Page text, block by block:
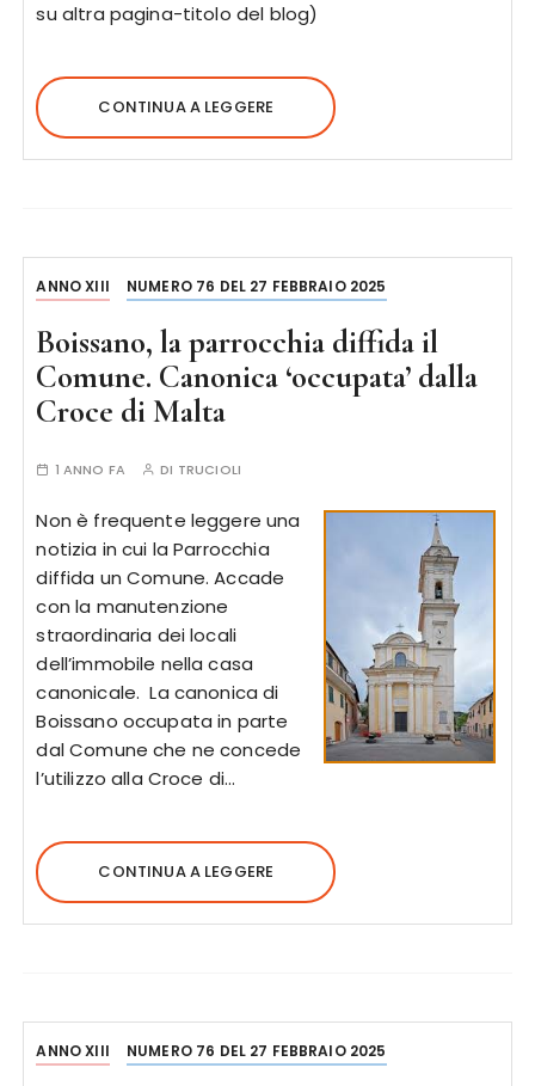
su altra pagina-titolo del blog)
CONTINUA A LEGGERE
ANNO XIII NUMERO 76 DEL 27 FEBBRAIO 2025
Boissano, la parrocchia diffida il
Comune. Canonica ‘occupata’ dalla
Croce di Malta
1 ANNO FA DI TRUCIOLI
Non è frequente leggere una
notizia in cui la Parrocchia
diffida un Comune. Accade
con la manutenzione
straordinaria dei locali
dell’immobile nella casa
canonicale. La canonica di
Boissano occupata in parte
dal Comune che ne concede
l’utilizzo alla Croce di…
CONTINUA A LEGGERE
ANNO XIII NUMERO 76 DEL 27 FEBBRAIO 2025